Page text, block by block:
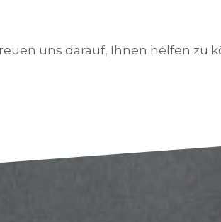
uns darauf, Ihnen helfen zu